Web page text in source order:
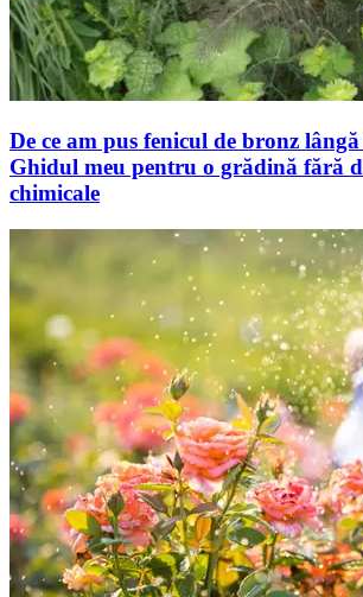
De ce am pus fenicul de bronz
Ghidul meu pentru o grădină fără
chimicale